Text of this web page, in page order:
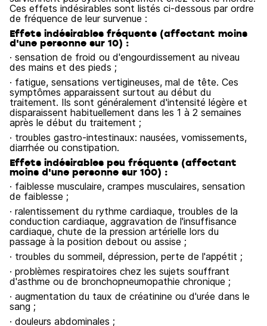
Ces effets indésirables sont listés ci-dessous par ordre
de fréquence de leur survenue :
Effets indésirables fréquents (affectant moins
d'une personne sur 10) :
· sensation de froid ou d'engourdissement au niveau
des mains et des pieds ;
· fatigue, sensations vertigineuses, mal de tête. Ces
symptômes apparaissent surtout au début du
traitement. Ils sont généralement d'intensité légère et
disparaissent habituellement dans les 1 à 2 semaines
après le début du traitement ;
· troubles gastro-intestinaux: nausées, vomissements,
diarrhée ou constipation.
Effets indésirables peu fréquents (affectant
moins d'une personne sur 100) :
· faiblesse musculaire, crampes musculaires, sensation
de faiblesse ;
· ralentissement du rythme cardiaque, troubles de la
conduction cardiaque, aggravation de l'insuffisance
cardiaque, chute de la pression artérielle lors du
passage à la position debout ou assise ;
· troubles du sommeil, dépression, perte de l'appétit ;
· problèmes respiratoires chez les sujets souffrant
d'asthme ou de bronchopneumopathie chronique ;
· augmentation du taux de créatinine ou d'urée dans le
sang ;
· douleurs abdominales ;